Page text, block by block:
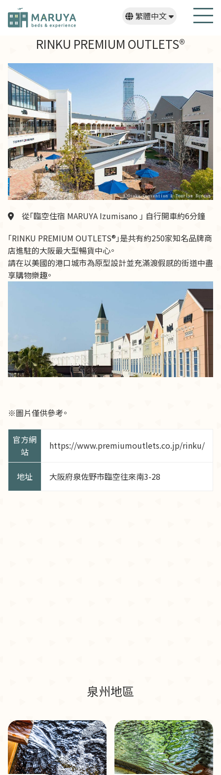
繁體中文
한국어
RINKU PREMIUM OUTLETS®
從「臨空住宿 MARUYA Izumisano 」 自行開車約6分鐘
「RINKU PREMIUM OUTLETS®」是共有約250家知名品牌商
店進駐的大阪最大型暢貨中心。
請在以美國的港口城市為原型設計並充滿渡假感的街道中盡
享購物樂趣。
※圖片僅供參考。
官方網
站
https://www.premiumoutlets.co.jp/rinku/
地址 大阪府泉佐野市臨空往來南3-28
泉州地區